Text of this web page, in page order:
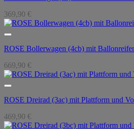
369,90 €
ROSE Bollerwagen (4cb) mit
669,90 €
ROSE Dreirad (3ac) mit Plattform und
469,90 €